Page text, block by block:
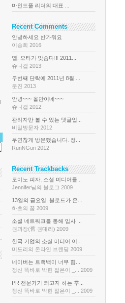
마인드풀 리더의 대표 ...
Recent Comments
안녕하세요 반가워요
이승희 2016
옙, 오타가 맞슴다!!! 2011...
쥬니캡 2013
두번째 단락에 2011년 8월 ...
문진 2013
안녕~~~ 올만이네~~~
쥬니캡 2012
관리자만 볼 수 있는 댓글입...
비밀방문자 2012
우연찮게 방문했습니다. 정...
RunNGun 2012
Recent Trackbacks
도미노 피자, 소셜 미디어를...
Jennifer님의 블로그 2009
13일의 금요일, 블로드가 온...
하츠의 꿈 2009
소셜 네트워크를 통해 입사 ...
권과장(舊 권대리) 2009
한국 기업의 소셜 미디어 이...
미도리의 온라인 브랜딩 2009
네이버는 트랙백이 너무 힘...
정신 똑바로 박힌 젊은이 _... 2009
PR 전문가가 되고자 하는 후...
정신 똑바로 박힌 젊은이 _... 2009